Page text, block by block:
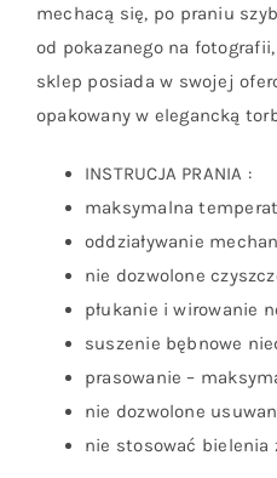
mechacą się, po praniu
od pokazanego na
sklep posiada w swojej
opakowany w elegancką
INSTRUCJA PRANIA :
maksymalna
oddziaływanie
nie dozwolone
płukanie i wirowanie
suszenie bębnowe
prasowanie –
nie dozwolone
nie stosować bielenia